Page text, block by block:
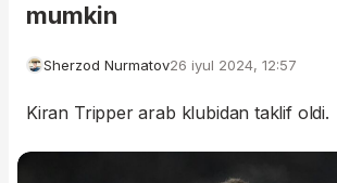
mumkin
Sherzod Nurmatov26 iyul 2024, 12:57
Kiran Tripper arab klubidan taklif oldi.